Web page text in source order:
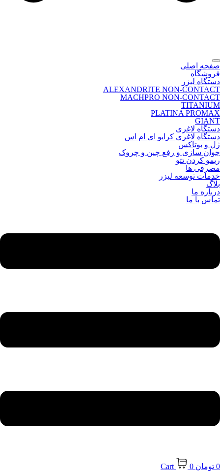
صفحه اصلی
فروشگاه
دستگاه لیزر
ALEXANDRITE NON-CONTACT
MACHPRO NON-CONTACT
TITANIUM
PLATINA PROMAX
GIANT
دستگاه لاغری
دستگاه لاغری کرایو ای ام اس
ژل و بوتاکس
جوان سازی و رفع چین و چروک
ریمو کردن تتو
مصرفی ها
خدمات توسعه لیزر
بلاگ
درباره ما
تماس با ما
0 تومان 0
Cart